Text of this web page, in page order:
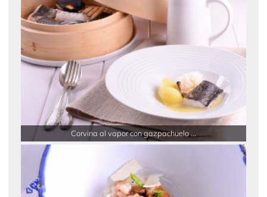
Corvina al vapor con gazpachuelo ...